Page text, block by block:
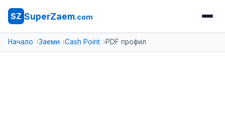
SZ SuperZaem.com
Начало Заеми Cash Point PDF профил